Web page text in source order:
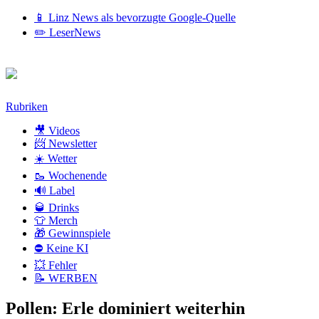
📱 Linz News als bevorzugte Google-Quelle
✏️ LeserNews
Zum
Rubriken
🎥 Videos
📨 Newsletter
☀️ Wetter
🥾 Wochenende
🔊 Label
🥃 Drinks
👕 Merch
🎁 Gewinnspiele
⛔ Keine KI
💥 Fehler
📝 WERBEN
Pollen: Erle dominiert weiterhin